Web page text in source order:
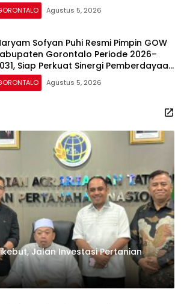
Agustus 5, 2026
Sofyan Puhi Resmi Pimpin GOW
Gorontalo Periode 2026–
Siap Perkuat Sinergi Pemberdayaan
Agustus 5, 2026
Jalan Investasi Pertanian